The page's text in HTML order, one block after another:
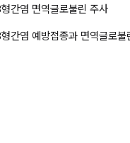
간염 면역글로불린 주사
간염 예방접종과 면역글로불